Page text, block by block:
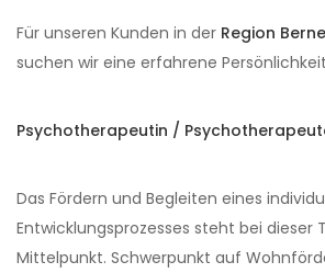
Für unseren Kunden in der Region
suchen wir eine erfahrene
Psychotherapeutin /
Das Fördern und Begleiten eines
Entwicklungsprozesses steht bei dieser
Mittelpunkt. Schwerpunkt auf